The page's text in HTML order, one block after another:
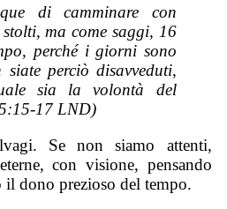
di camminare con
ma come saggi, 16
perché i giorni sono
perciò disavveduti,
sia la volontà del
17 LND)
Se non siamo attenti,
con visione, pensando
il dono prezioso del tempo.